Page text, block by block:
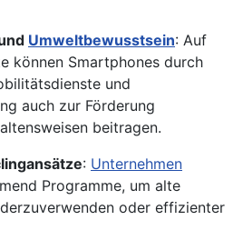
Umweltbewusstsein: Auf
können Smartphones durch
und
auch zur Förderung
beitragen.
: Unternehmen
Programme, um alte
oder effizienter